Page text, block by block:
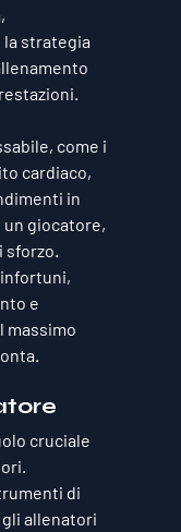
strategia
come i
cardiaco,
in
giocatore,
e
massimo
cruciale
di
allenatori